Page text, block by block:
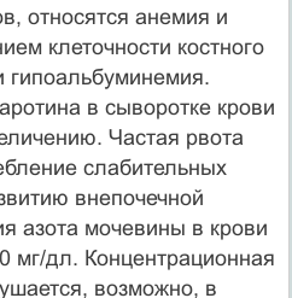
относятся анемия и
клеточности костного
гипоальбуминемия.
в сыворотке крови
Частая рвота
слабительных
внепочечной
азота мочевины в крови
мг/дл. Концентра­ционная
возможно, в